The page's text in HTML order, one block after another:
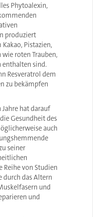
Phytoalexin,
produziert
Pistazien,
wie roten Trauben,
enthalten sind.
Resveratrol dem
zu bekämpfen
Jahre hat darauf
Gesundheit des
auch
seiner
Reihe von Studien
durch das Altern
und
und